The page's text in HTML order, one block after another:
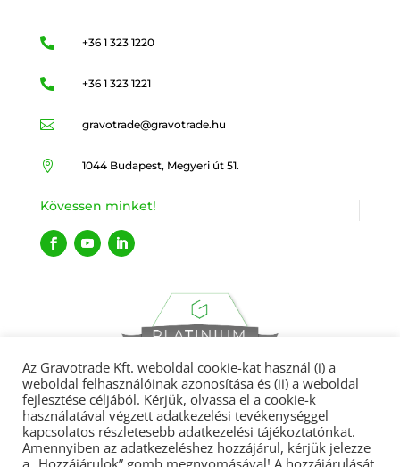
 +36 1 323 1220
 +36 1 323 1221
 gravotrade@gravotrade.hu
 1044 Budapest, Megyeri út 51.
Kövessen minket!
Gravotrade 2022 © Minden jog fenntartva.
Az Gravotrade Kft. weboldal cookie-kat használ (i) a
weboldal felhasználóinak azonosítása és (ii) a weboldal
fejlesztése céljából. Kérjük, olvassa el a cookie-k
használatával végzett adatkezelési tevékenységgel
kapcsolatos részletesebb adatkezelési tájékoztatónkat.
Amennyiben az adatkezeléshez hozzájárul, kérjük jelezze
a „Hozzájárulok” gomb megnyomásával! A hozzájárulását